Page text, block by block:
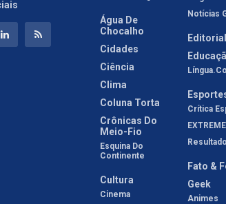
Água De
Chocalho
Cidades
Ciência
Clima
Coluna Torta
Crônicas Do
Meio-Fio
Esquina Do
Continente
Cultura
Cinema
Notícias
Editorial
Crítica
EXTREME
Fato &
Geek
Animes